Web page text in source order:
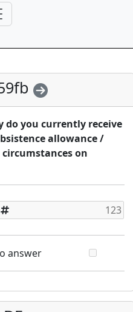
do you currently receive
allowance /
on
answer